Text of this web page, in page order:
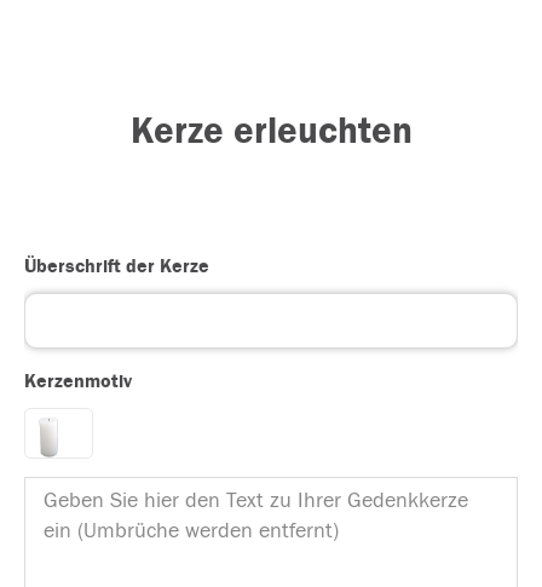
Kerze erleuchten
Überschrift der Kerze
Kerzenmotiv